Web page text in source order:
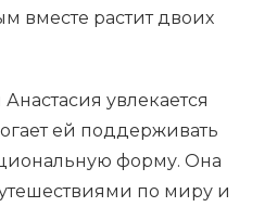
вместе растит двоих
увлекается
ей поддерживать
форму. Она
по миру и